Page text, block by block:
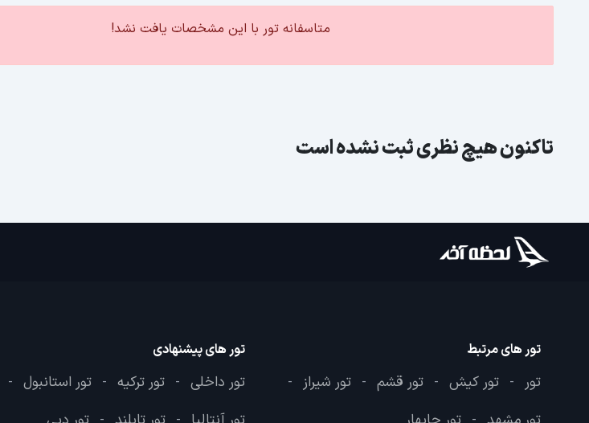
متاسفانه تور با این مشخصات یافت نشد!
تاکنون هیچ نظری ثبت نشده است
تور های مرتبط
تور - تور کیش - تور قشم - تور شیراز -
تور های پیشنهادی
تور داخلی - تور ترکیه - تور استانبول -